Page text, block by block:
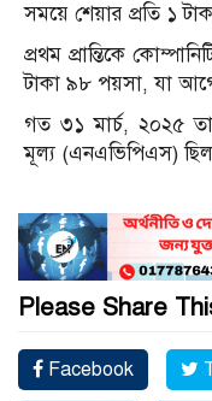
সময়ে শেয়ার প্রতি ১
প্রথম প্রান্তিকে
টাকা ৯৮ পয়সা, যা
গত ৩১ মার্চ, ২০২৫
মূল্য (এনএভিপিএস)
Please Share
Facebook